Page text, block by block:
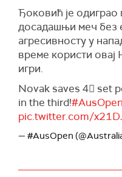
Ђоковић је одиграо
досадашњи меч без
агресивносту у
време користи овај
игри.
Novak saves 4⃣ set
in the third!#AusOpen
pic.twitter.com/
— #AusOpen